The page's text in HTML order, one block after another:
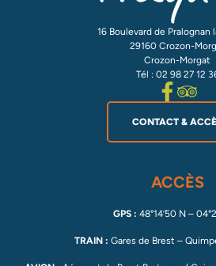
16 Boulevard de Pralognan
29160 Crozon-
Crozon-Morgat
Tél : 02 98 27 12
CONTACT &
ACCÈS
GPS : 48°14’50 N –
TRAIN : Gares de Brest –